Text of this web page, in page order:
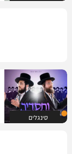
סינגלים